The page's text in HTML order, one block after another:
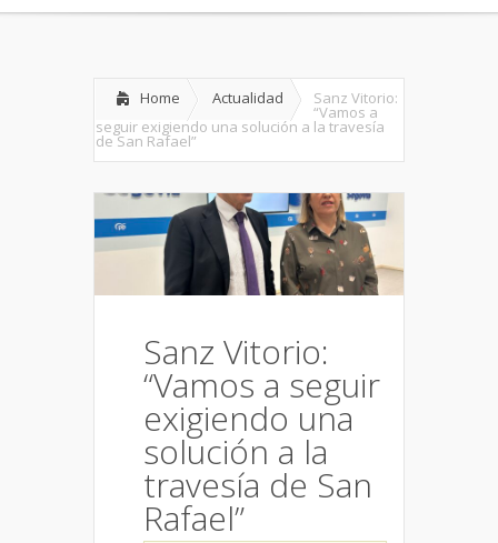
Home Actualidad Sanz Vitorio:
“Vamos a
seguir exigiendo una solución a la travesía
de San Rafael”
Sanz Vitorio:
“Vamos a seguir
exigiendo una
solución a la
travesía de San
Rafael”